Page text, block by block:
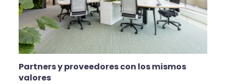
Partners y proveedores con los mismos
valores